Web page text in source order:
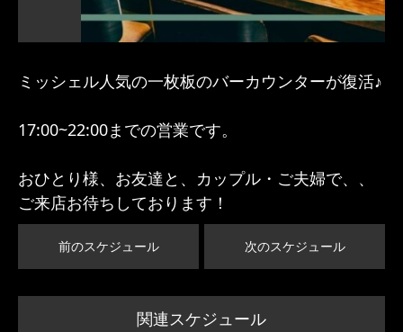
ミッシェル人気の一枚板のバーカウンターが復活♪
17:00~22:00までの営業です。
おひとり様、お友達と、カップル・ご夫婦で、、
ご来店お待ちしております！
前のスケジュール 次のスケジュール
関連スケジュール